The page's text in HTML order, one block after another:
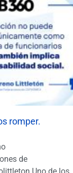
romper.
de